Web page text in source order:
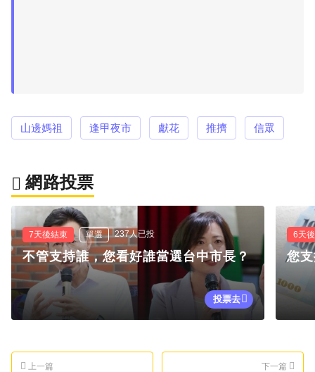
山邊媽祖 逢甲夜市 獻花 推擠 信眾
網路投票
7天後結束 單選 237人已投
不管支持誰，您看好誰當選台中市長？
投票去
6天
您
上一篇 下一篇